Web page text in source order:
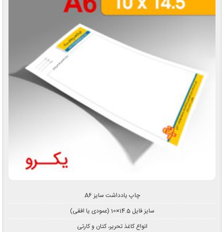
چاپ یادداشت سایز A6
سایز فایل 14.5×10 (عمودی یا افقی)
انواع کاغذ تحریر، کتان و کارتی